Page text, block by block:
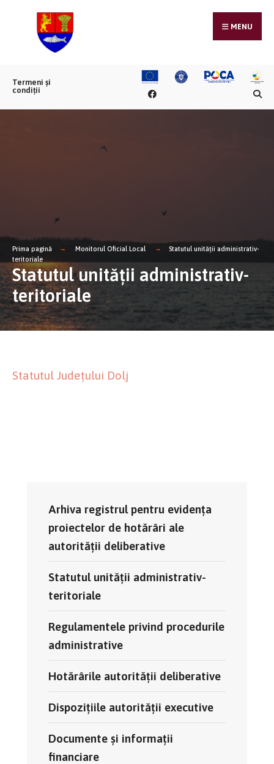
MENU
Termeni și
condiții
Prima pagină Monitorul Oficial Local
Statutul unității administrativ-
teritoriale
Statutul unității administrativ-
teritoriale
Statutul Județului Dolj
Arhiva registrul pentru evidența
proiectelor de hotărâri ale
autorității deliberative
Statutul unității administrativ-
teritoriale
Regulamentele privind procedurile
administrative
Hotărârile autorității deliberative
Dispozițiile autorității executive
Documente și informații
financiare